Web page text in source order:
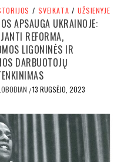
/ SVEIKATA / UŽSIENYJE
APSAUGA UKRAINOJE:
REFORMA,
LIGONINĖS IR
DARBUOTOJŲ
/13 RUGSĖJO, 2023